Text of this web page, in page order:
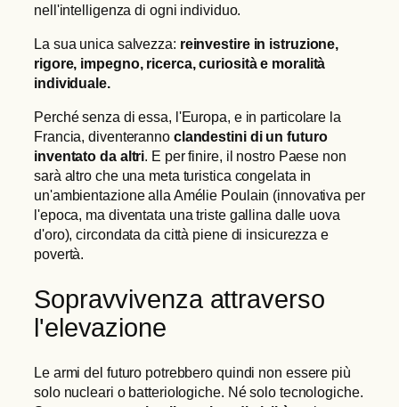
nell'intelligenza di ogni individuo.
La sua unica salvezza: reinvestire in istruzione,
rigore, impegno, ricerca, curiosità e moralità
individuale.
Perché senza di essa, l'Europa, e in particolare la
Francia, diventeranno clandestini di un futuro
inventato da altri. E per finire, il nostro Paese non
sarà altro che una meta turistica congelata in
un'ambientazione alla Amélie Poulain (innovativa per
l'epoca, ma diventata una triste gallina dalle uova
d'oro), circondata da città piene di insicurezza e
povertà.
Sopravvivenza attraverso
l'elevazione
Le armi del futuro potrebbero quindi non essere più
solo nucleari o batteriologiche. Né solo tecnologiche.